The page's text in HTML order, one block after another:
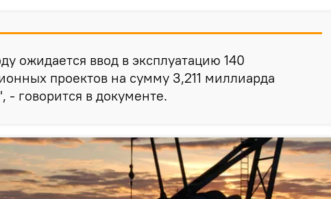
ожидается ввод в эксплуатацию 140
проектов на сумму 3,211 миллиарда
- говорится в документе.